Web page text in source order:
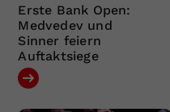
Erste Bank Open:
Medvedev und
Sinner feiern
Auftaktsiege